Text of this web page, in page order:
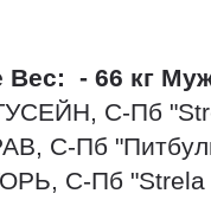
Вес: - 66 кг
С-Пб
С-Пб
С-Пб "Strela